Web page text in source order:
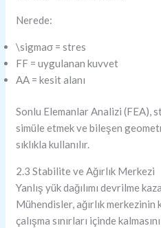
Nerede:
\sigmaσ = stres
FF = uygulanan kuvvet
AA = kesit alanı
Sonlu Elemanlar Analizi (FEA),
simüle etmek ve bileşen
sıklıkla kullanılır.
2.3 Stabilite ve Ağırlık Merkezi
Yanlış yük dağılımı devrilme
Mühendisler, ağırlık merkezinin
çalışma sınırları içinde